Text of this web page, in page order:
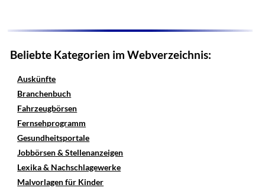
Beliebte Kategorien im Webverzeichnis:
Auskünfte
Branchenbuch
Fahrzeugbörsen
Fernsehprogramm
Gesundheitsportale
Jobbörsen & Stellenanzeigen
Lexika & Nachschlagewerke
Malvorlagen für Kinder